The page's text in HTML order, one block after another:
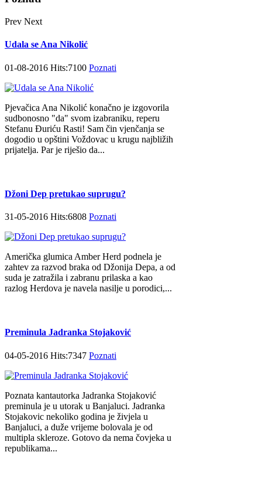
Prev Next
Udala se Ana Nikolić
01-08-2016 Hits:7100 Poznati
Pjevačica Ana Nikolić konačno je izgovorila
sudbonosno "da" svom izabraniku, reperu
Stefanu Đuriću Rasti! Sam čin vjenčanja se
dogodio u opštini Voždovac u krugu najbližih
prijatelja. Par je riješio da...
Džoni Dep pretukao suprugu?
31-05-2016 Hits:6808 Poznati
Američka glumica Amber Herd podnela je
zahtev za razvod braka od Džonija Depa, a od
suda je zatražila i zabranu prilaska a kao
razlog Herdova je navela nasilje u porodici,...
Preminula Jadranka Stojaković
04-05-2016 Hits:7347 Poznati
Poznata kantautorka Jadranka Stojaković
preminula je u utorak u Banjaluci. Jadranka
Stojakovic nekoliko godina je živjela u
Banjaluci, a duže vrijeme bolovala je od
multipla skleroze. Gotovo da nema čovjeka u
republikama...